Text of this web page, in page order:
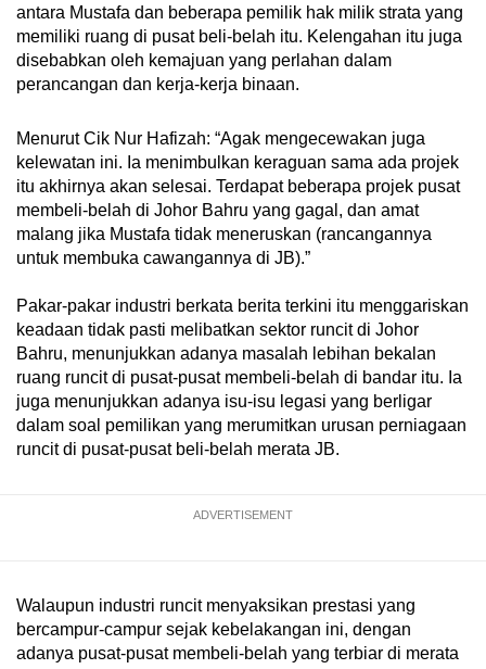
Word Search
Spot as many words as you can
Show Less
antara Mustafa dan beberapa pemilik hak milik strata yang
memiliki ruang di pusat beli-belah itu. Kelengahan itu juga
disebabkan oleh kemajuan yang perlahan dalam
perancangan dan kerja-kerja binaan.
Menurut Cik Nur Hafizah: “Agak mengecewakan juga
kelewatan ini. Ia menimbulkan keraguan sama ada projek
itu akhirnya akan selesai. Terdapat beberapa projek pusat
membeli-belah di Johor Bahru yang gagal, dan amat
malang jika Mustafa tidak meneruskan (rancangannya
untuk membuka cawangannya di JB).”
Pakar-pakar industri berkata berita terkini itu menggariskan
keadaan tidak pasti melibatkan sektor runcit di Johor
Bahru, menunjukkan adanya masalah lebihan bekalan
ruang runcit di pusat-pusat membeli-belah di bandar itu. Ia
juga menunjukkan adanya isu-isu legasi yang berligar
dalam soal pemilikan yang merumitkan urusan perniagaan
runcit di pusat-pusat beli-belah merata JB.
ADVERTISEMENT
Walaupun industri runcit menyaksikan prestasi yang
bercampur-campur sejak kebelakangan ini, dengan
adanya pusat-pusat membeli-belah yang terbiar di merata